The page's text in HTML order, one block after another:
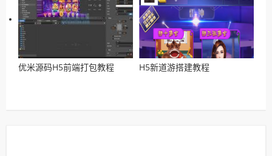
优米源码H5前端打包教程 H5新道游搭建教程